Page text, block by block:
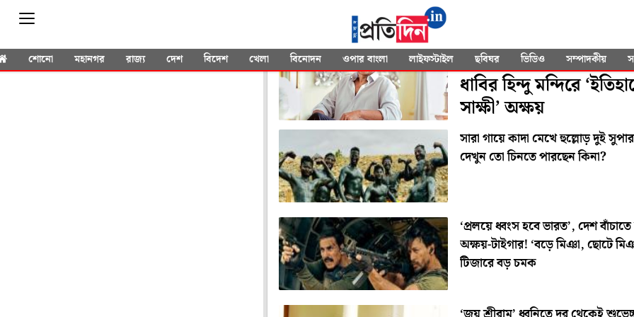
শোনো মহানগর রাজ্য দেশ বিদেশ খেলা বিনোদন ওপার বাংলা লাইফস্টাইল ছবিঘর ভিডিও সম্পাদকীয়
YOU SEARCHED FOR"Akshay Kumar"
রামমন্দিরে না গেলেও,
ধাবির হিন্দু মন্দিরে
সাক্ষী’ অক্ষয়
সারা গায়ে কাদা মেখে হুল্লোড় দুই
দেখুন তো চিনতে পারছেন কিনা?
‘প্রলয়ে ধ্বংস হবে ভারত’, দেশ বাঁচাতে
অক্ষয়-টাইগার! ‘বড়ে মিঞা, ছোটে
টিজারে বড় চমক